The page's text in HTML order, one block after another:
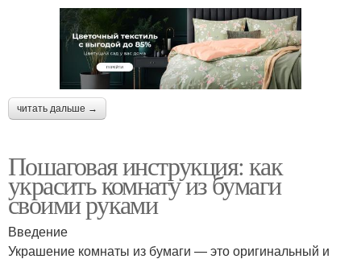
читать дальше →
Пошаговая инструкция: как
украсить комнату из бумаги
своими руками
Введение
Украшение комнаты из бумаги — это оригинальный и